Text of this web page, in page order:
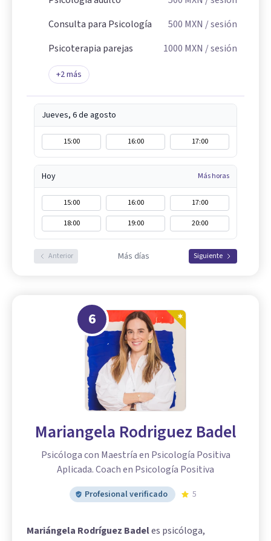
Consulta para Psicología
500 MXN / sesión
Psicoterapia parejas
1000 MXN / sesión
+2más
Jueves, 6 de agosto
15:00 16:00 17:00
Hoy Más horas
15:00 16:00
17:00
18:00
19:00 20:00
Anterior Más días Siguiente
6
Mariangela Rodriguez Badel
Psicóloga con Maestría en Psicología Positiva
Aplicada. Coach en Psicología Positiva
Profesional verificado 5
Mariángela Rodríguez Badeles psicóloga,